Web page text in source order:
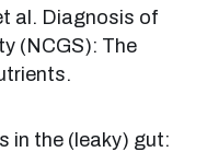
al. Diagnosis of
(NCGS): The
in the (leaky) gut: